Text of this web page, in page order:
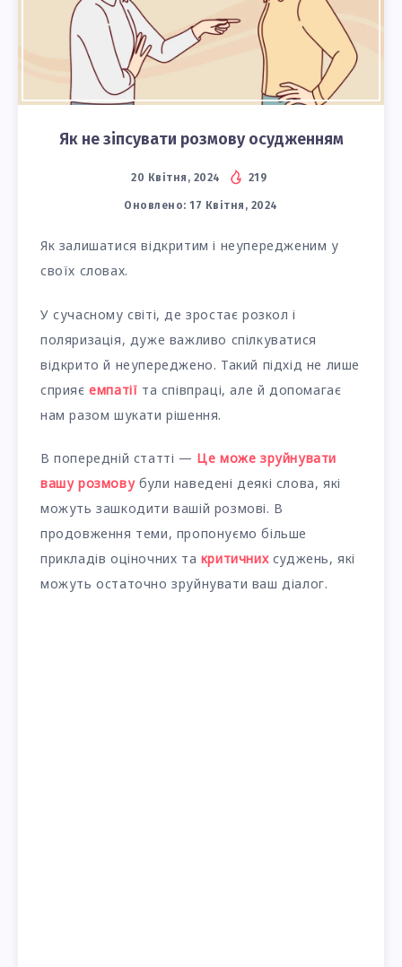
Як не зіпсувати розмову осудженням
20 Квітня, 2024 219
Оновлено: 17 Квітня, 2024
Як залишатися відкритим і неупередженим у
своїх словах.
У сучасному світі, де зростає розкол і
поляризація, дуже важливо спілкуватися
відкрито й неупереджено. Такий підхід не лише
сприяєемпатії та співпраці, але й допомагає
нам разом шукати рішення.
В попередній статті — Це може зруйнувати
вашу розмовубули наведені деякі слова, які
можуть зашкодити вашій розмові. В
продовження теми, пропонуємо більше
прикладів оціночних та критичнихсуджень, які
можуть остаточно зруйнувати ваш діалог.